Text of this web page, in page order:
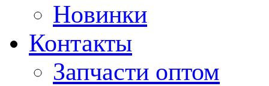
Новинки
Контакты
Запчасти оптом